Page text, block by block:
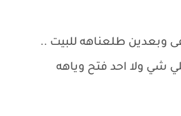
وبعدين طلعناهه للبيت ..
شي ولا احد فتح وياهه